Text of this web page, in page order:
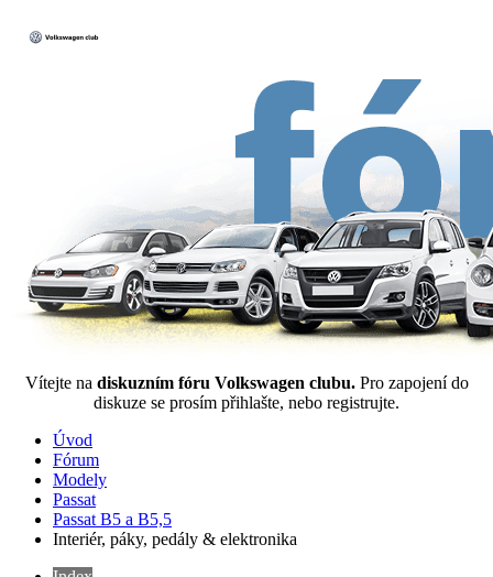
Vítejte na diskuzním fóru Volkswagen clubu. Pro zapojení do
diskuze se prosím přihlašte, nebo registrujte.
Úvod
Fórum
Modely
Passat
Passat B5 a B5,5
Interiér, páky, pedály & elektronika